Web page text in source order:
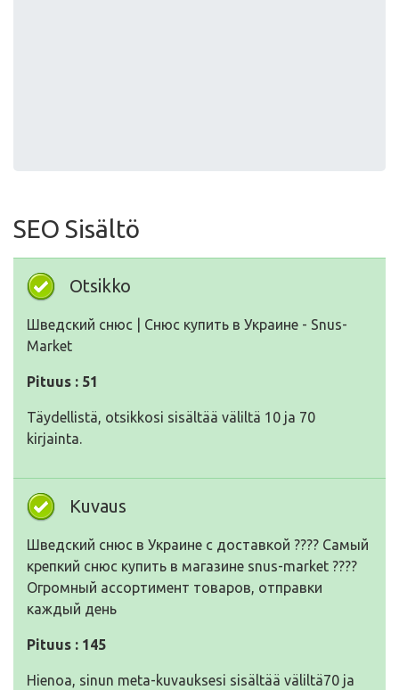
SEO Sisältö
Otsikko
Шведский снюс | Снюс купить в Украине - Snus-
Market
Pituus : 51
Täydellistä, otsikkosi sisältää väliltä 10 ja 70
kirjainta.
Kuvaus
Шведский снюс в Украине с доставкой ???? Самый
крепкий снюс купить в магазине snus-market ????
Огромный ассортимент товаров, отправки
каждый день
Pituus : 145
Hienoa, sinun meta-kuvauksesi sisältää väliltä70 ja